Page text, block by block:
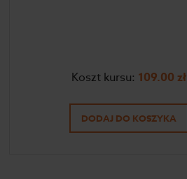
Koszt kursu: 109.00zł
DODAJ DO KOSZYKA